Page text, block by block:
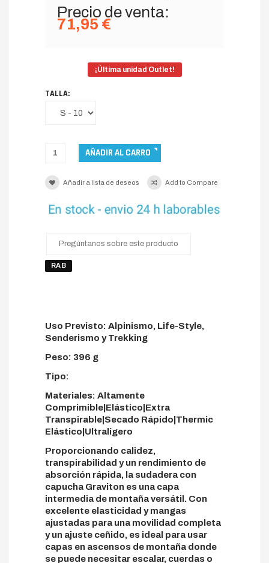
Precio de venta:
71,95 €
¡Última unidad Outlet!
TALLA:
Añadir a lista de deseos Add to Compare
Pregúntanos sobre este producto
RAB
Uso Previsto: Alpinismo, Life-Style,
Senderismo y Trekking
Peso: 396 g
Tipo:
Materiales: Altamente
Comprimible|Elástico|Extra
Transpirable|Secado Rápido|Thermic
Elástico|Ultraligero
Proporcionando calidez,
transpirabilidad y un rendimiento de
absorción rápida, la sudadera con
capucha Graviton es una capa
intermedia de montaña versátil. Con
excelente elasticidad y mangas
ajustadas para una movilidad completa
y un ajuste ceñido, es ideal para usar
capas en ascensos de montaña donde
se puede necesitar escalar, cuerdas o